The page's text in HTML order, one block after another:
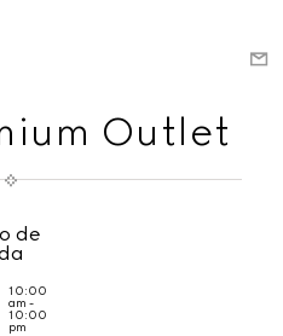
Outlet
de
10:00
am -
10:00
pm